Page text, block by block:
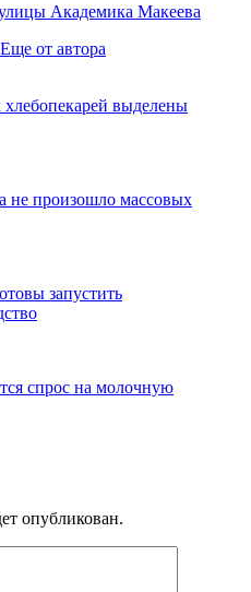
Академика Макеева
Еще от автора
выделены
не произошло массовых
запустить
спрос на молочную
опубликован.